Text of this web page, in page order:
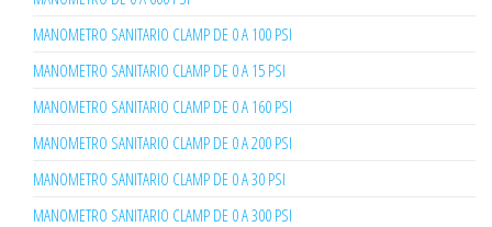
MANOMETRO SANITARIO CLAMP DE 0 A 100 PSI
MANOMETRO SANITARIO CLAMP DE 0 A 15 PSI
MANOMETRO SANITARIO CLAMP DE 0 A 160 PSI
MANOMETRO SANITARIO CLAMP DE 0 A 200 PSI
MANOMETRO SANITARIO CLAMP DE 0 A 30 PSI
MANOMETRO SANITARIO CLAMP DE 0 A 300 PSI